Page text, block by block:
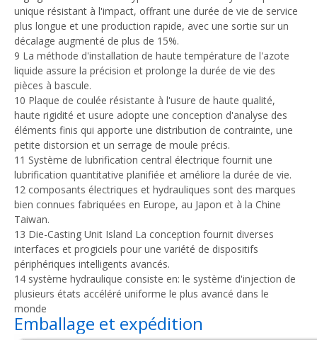
unique résistant à l'impact, offrant une durée de vie de service
plus longue et une production rapide, avec une sortie sur un
décalage augmenté de plus de 15%.
9 La méthode d'installation de haute température de l'azote
liquide assure la précision et prolonge la durée de vie des
pièces à bascule.
10 Plaque de coulée résistante à l'usure de haute qualité,
haute rigidité et usure adopte une conception d'analyse des
éléments finis qui apporte une distribution de contrainte, une
petite distorsion et un serrage de moule précis.
11 Système de lubrification central électrique fournit une
lubrification quantitative planifiée et améliore la durée de vie.
12 composants électriques et hydrauliques sont des marques
bien connues fabriquées en Europe, au Japon et à la Chine
Taiwan.
13 Die-Casting Unit Island La conception fournit diverses
interfaces et progiciels pour une variété de dispositifs
périphériques intelligents avancés.
14 système hydraulique consiste en: le système d'injection de
plusieurs états accéléré uniforme le plus avancé dans le
monde
Emballage et expédition